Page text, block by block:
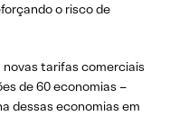
o risco de
tarifas comerciais
de 60 economias –
dessas economias em